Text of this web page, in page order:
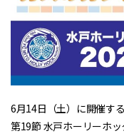
6月14日（土）に開催す
第19節 水戸ホーリーホ